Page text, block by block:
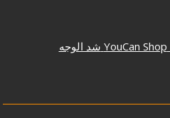
YouCan Shop شد الوجه